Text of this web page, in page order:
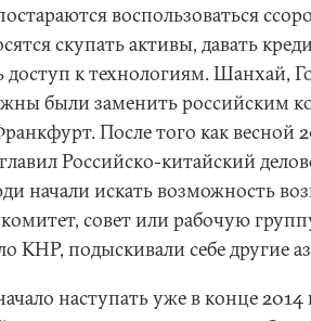
воспользоваться
скупать активы, давать
доступ к технологиям. Шанхай,
были заменить российским
После того как весной
Российско-китайский
начали искать возможность
комитет, совет или рабочую
КНР, подыскивали себе другие
наступать уже в конце 2014